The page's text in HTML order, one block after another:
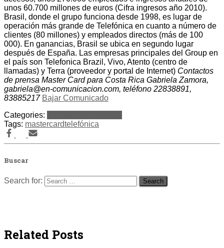
unos 60.700 millones de euros (Cifra ingresos año 2010).
Brasil, donde el grupo funciona desde 1998, es lugar de
operación más grande de Telefónica en cuanto a número de
clientes (80 millones) y empleados directos (más de 100
000). En ganancias, Brasil se ubica en segundo lugar
después de España. Las empresas principales del Group en
el país son Telefonica Brazil, Vivo, Atento (centro de
llamadas) y Terra (proveedor y portal de Internet) Contactos
de prensa Master Card para Costa Rica Gabriela Zamora,
gabriela@en-comunicacion.com, teléfono 22838891,
83885217 Bajar Comunicado
Categories:
Tags: mastercardtelefónica
Buscar
Search for:
Related Posts